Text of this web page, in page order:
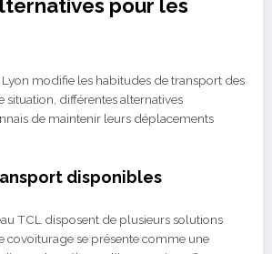
pour les
Lyon modifie les habitudes de transport des
situation, différentes alternatives
de maintenir leurs déplacements
disponibles
TCL disposent de plusieurs solutions
covoiturage se présente comme une